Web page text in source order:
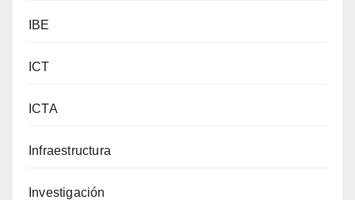
IBE
ICT
ICTA
Infraestructura
Investigación